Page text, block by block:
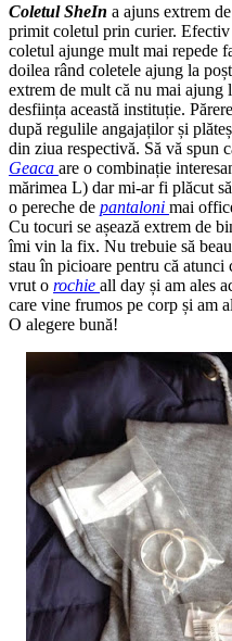
Coletul SheIn a ajuns extrem
primit coletul prin curier.
coletul ajunge mult mai repede
doilea rând coletele ajung la
extrem de mult că nu mai ajung
desființa această instituție.
după regulile angajaților și
din ziua respectivă. Să vă spun
Geaca are o combinație
mărimea L) dar mi-ar fi plăcut
o pereche de pantaloni mai
Cu tocuri se așează extrem de
îmi vin la fix. Nu trebuie să
stau în picioare pentru că
vrut o rochie all day și am ales
care vine frumos pe corp și am
O alegere bună!